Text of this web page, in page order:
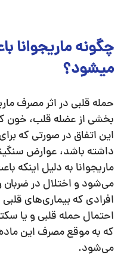
چگونه ماریجوانا
میشود؟
حمله قلبی در اثر مصرف
بخشی از عضله قلب، خون
این اتفاق در صورتی که
داشته باشد، عوارض
ماریجوانا به دلیل
می‌شود و اختلال در
افرادی که بیماری‌های قلبی
احتمال حمله قلبی و یا
که به موقع مصرف این
می‌شود.